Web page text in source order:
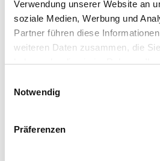
Verwendung unserer Website an
soziale Medien, Werbung und
Partner führen diese
weiteren Daten zusammen, die
haben oder die sie im Rahmen
Cookies, wenn Sie unsere
Notwendig
Präferenzen
Versicherung ✔
Zulassung